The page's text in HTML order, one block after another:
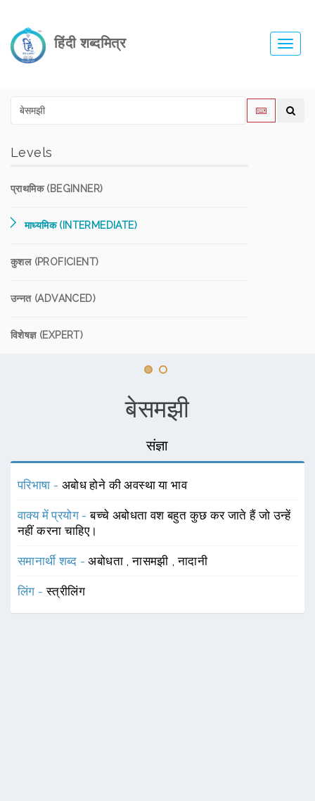
हिंदी शब्दमित्र
Levels
प्राथमिक (BEGINNER)
माध्यमिक (INTERMEDIATE)
कुशल (PROFICIENT)
उन्नत (ADVANCED)
विशेषज्ञ (EXPERT)
बेसमझी
संज्ञा
परिभाषा - अबोध होने की अवस्था या भाव
वाक्य में प्रयोग -बच्चे अबोधता वश बहुत कुछ कर जाते हैं जो उन्हें
नहीं करना चाहिए।
समानार्थी शब्द -अबोधता ,नासमझी ,नादानी
लिंग -स्त्रीलिंग